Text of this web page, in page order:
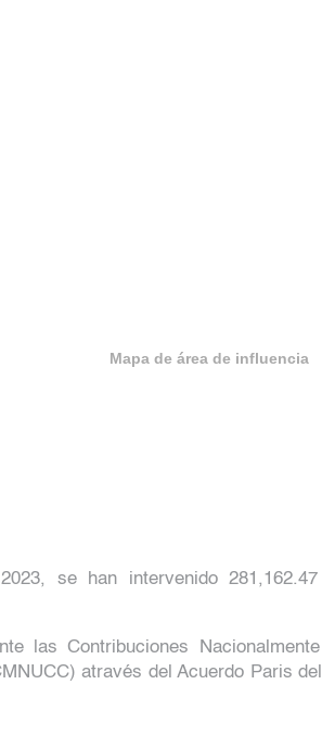
Mapa de área de influencia
se han intervenido
las Contribuciones
através del Acuerdo Paris